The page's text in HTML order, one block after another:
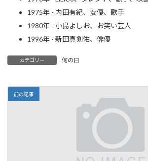
1975年 - 内田有紀、女優、歌手
1980年 - 小島よしお、お笑い芸人
1996年 - 新田真剣佑、俳優
カテゴリー 何の日
前の記事